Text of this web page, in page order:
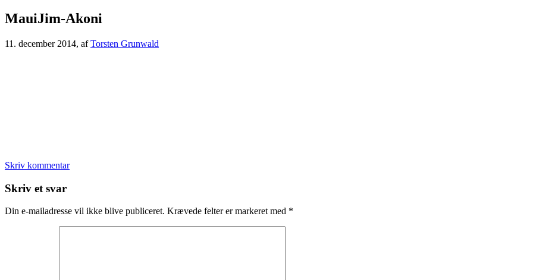
MauiJim-Akoni
11. december 2014, afTorsten Grunwald
Skriv kommentar
Læserinteraktioner
Skriv et svar
Din e-mailadresse vil ikke blive publiceret. Krævede felter er markeret med *